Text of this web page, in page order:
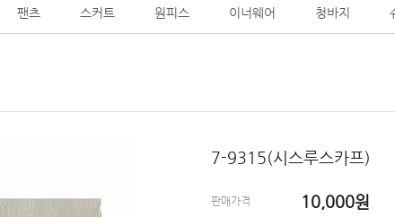
팬츠 스커트 원피스 이너웨어 청바지
7-9315(시스루스카프)
판매가격 10,000원